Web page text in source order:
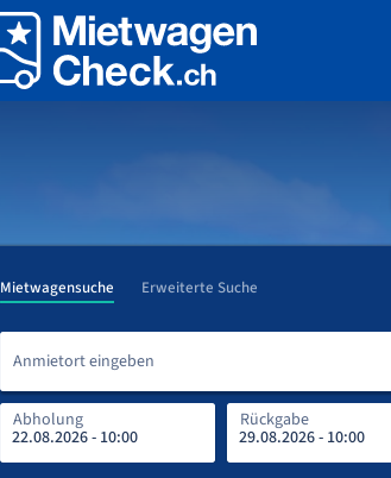
Mietwagensuche Erweiterte Suche
Anmietort eingeben
Abholung Rückgabe